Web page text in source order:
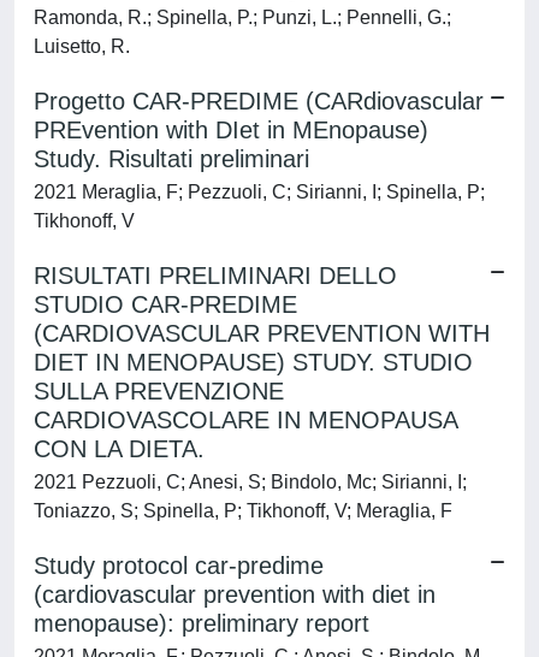
Ramonda, R.; Spinella, P.; Punzi, L.; Pennelli, G.;
Luisetto, R.
Progetto CAR-PREDIME (CARdiovascular
PREvention with DIet in MEnopause)
Study. Risultati preliminari
2021 Meraglia, F; Pezzuoli, C; Sirianni, I; Spinella, P;
Tikhonoff, V
RISULTATI PRELIMINARI DELLO
STUDIO CAR-PREDIME
(CARDIOVASCULAR PREVENTION WITH
DIET IN MENOPAUSE) STUDY. STUDIO
SULLA PREVENZIONE
CARDIOVASCOLARE IN MENOPAUSA
CON LA DIETA.
2021 Pezzuoli, C; Anesi, S; Bindolo, Mc; Sirianni, I;
Toniazzo, S; Spinella, P; Tikhonoff, V; Meraglia, F
Study protocol car-predime
(cardiovascular prevention with diet in
menopause): preliminary report